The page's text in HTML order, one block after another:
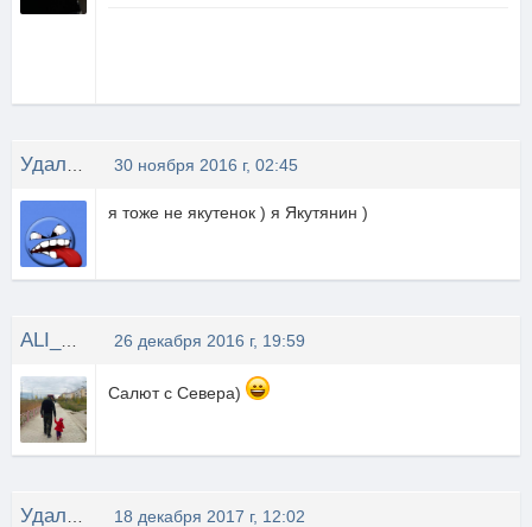
30 ноября 2016 г, 02:45
я тоже не якутенок ) я Якутянин )
26 декабря 2016 г, 19:59
Cалют с Севера)
18 декабря 2017 г, 12:02